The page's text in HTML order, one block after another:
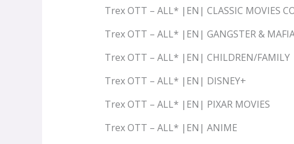
Trex OTT – ALL* |EN| CLASSIC MOVIES
Trex OTT – ALL* |EN| GANGSTER &
Trex OTT – ALL* |EN| CHILDREN/FAMILY
Trex OTT – ALL* |EN| DISNEY+
Trex OTT – ALL* |EN| PIXAR MOVIES
Trex OTT – ALL* |EN| ANIME